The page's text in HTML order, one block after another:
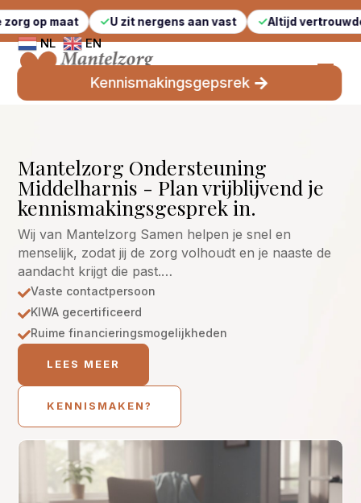
U zit nergens aan vast Altijd vertrouwde gezichten
NL EN
Kennismakingsgepsrek
Mantelzorg Ondersteuning
Middelharnis - Plan vrijblijvend je
kennismakingsgesprek in.
Wij van Mantelzorg Samen helpen je snel en
menselijk, zodat jij de zorg volhoudt en je naaste de
aandacht krijgt die past.…
Vaste contactpersoon
KIWA gecertificeerd
Ruime financieringsmogelijkheden
LEES MEER
KENNISMAKEN?